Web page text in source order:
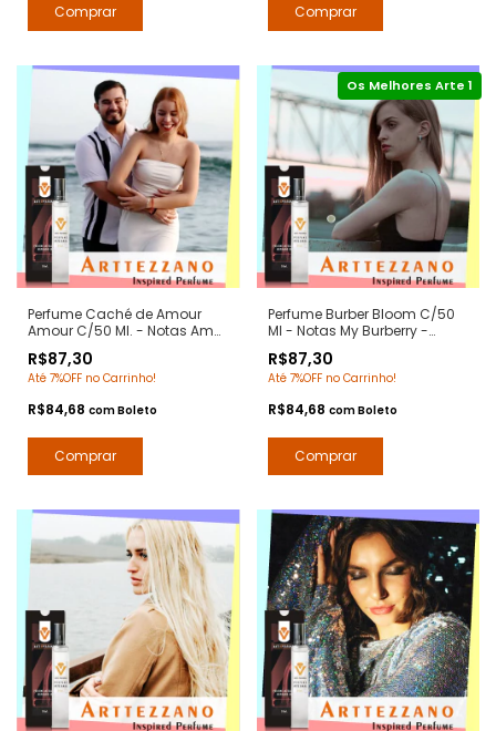
Perfume Caché de Amour
Amour C/50 Ml. - Notas Amor
Contratipos Premium - Arte 1
Perfumes
R$87,30
Até 7%OFF no Carrinho!
R$84,68 comBoleto
Perfume Burber Bloom C/50
Ml - Notas My Burberry -
Perfumes
R$87,30
Até 7%OFF no Carrinho!
R$84,68 comBoleto